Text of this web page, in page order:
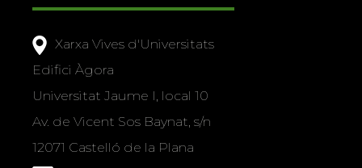
Xarxa Vives d'Universitats
Edifici Àgora
Universitat Jaume I, local 10
Av. de Vicent Sos Baynat, s/n
12071 Castelló de la Plana